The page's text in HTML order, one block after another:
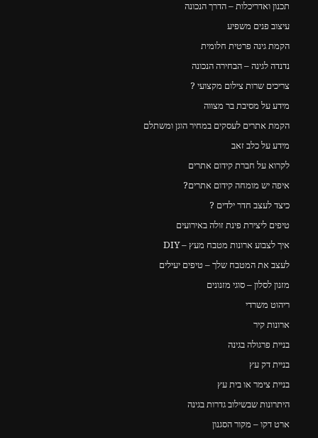
תכנון ואדריכלות – הדרך הנכונה
עיצוב פנים משפיע
הקמת גינה פרטית חלומית
נדנדה לגינה – הבחירה הנכונה
צריכים שרות צילום מקצועי ?
מידע על מסיבת בר מצווה
הקמת אתרים לעסקים במחיר הוגן ומשתלם
מידע על כלב זאב
לקרוא על חברת קידום אתרים
איפה יש מומחה קידום אתרים?
כיצד לעצב חדר ילדים ?
טיפים ליצירת פינת זולה באירועים
איך לצבוע ארונות מטבח מעץ – DIY
לעצב את המטבח שלך – טיפים יעילים
מזנון לסלון – סוגי מזנונים
ריהוט משרדי
ארונות קיר
בניית פרגולה בגינה
בניית דק עץ
בניית צימר או בית עץ
היתרונות שבשילוב גדרות בגינה
ארט דקו – מקור הסגנון